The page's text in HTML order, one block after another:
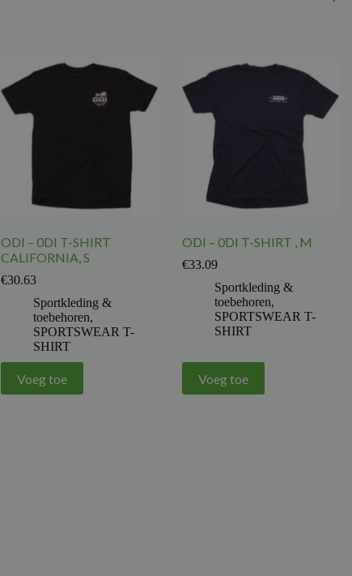
ODI – 0DI T-SHIRT
CALIFORNIA, S
€30.63
Sportkleding &
toebehoren,
SPORTSWEAR T-
SHIRT
Voeg toe
ODI – 0DI T-SHIRT , M
€33.09
Sportkleding &
toebehoren,
SPORTSWEAR T-
SHIRT
Voeg toe